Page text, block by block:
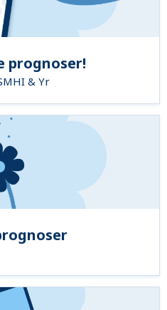
prognoser!
& Yr